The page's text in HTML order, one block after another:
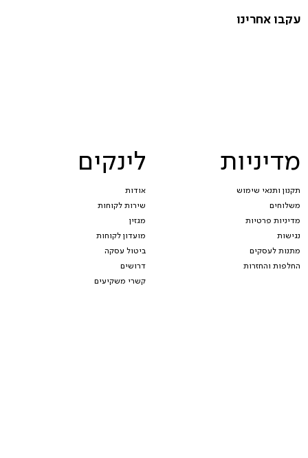
מדיניות
תקנון ותנאי שימוש
משלוחים
מדיניות פרטיות
נגישות
מתנות לעסקים
החלפות והחזרות
לינקים
אודות
שירות לקוחות
מגזין
מועדון לקוחות
ביטול עסקה
דרושים
קשרי משקיעים
עקבו אחרינו